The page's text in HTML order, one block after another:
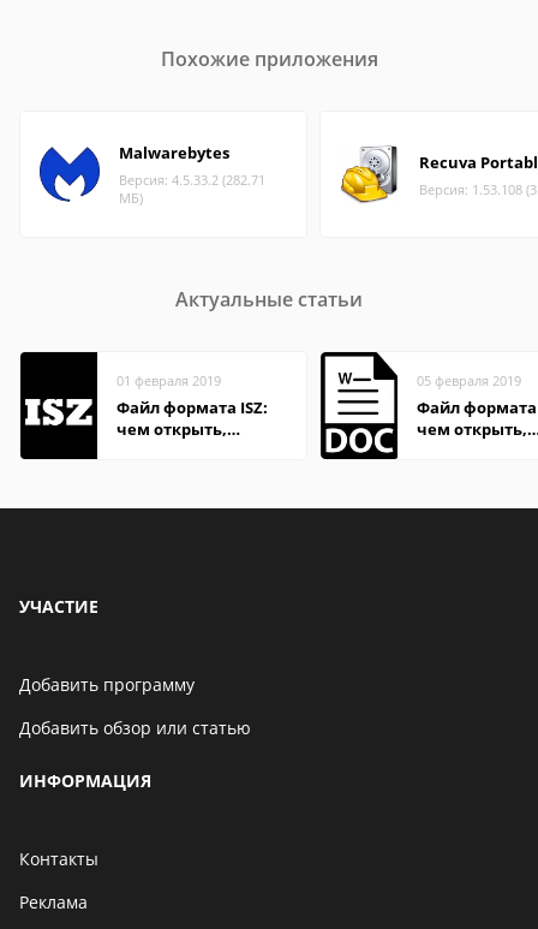
Похожие приложения
Malwarebytes
Версия: 4.5.33.2 (282.71
МБ)
Recuva
Версия: 1.53.108
Актуальные статьи
01 февраля 2019
Файл формата ISZ:
чем открыть,
05 февраля 2019
Файл формата
чем открыть,
УЧАСТИЕ
Добавить программу
Добавить обзор или статью
ИНФОРМАЦИЯ
Контакты
Реклама